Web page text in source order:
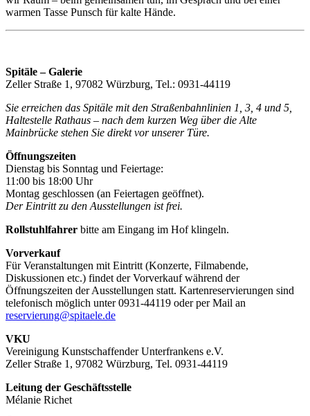
warmen Tasse Punsch für kalte Hände.
Spitäle – Galerie
Zeller Straße 1, 97082 Würzburg, Tel.: 0931-44119
Sie erreichen das Spitäle mit den Straßenbahnlinien 1, 3, 4 und 5,
Haltestelle Rathaus – nach dem kurzen Weg über die Alte
Mainbrücke stehen Sie direkt vor unserer Türe.
Öffnungszeiten
Dienstag bis Sonntag und Feiertage:
11:00 bis 18:00 Uhr
Montag geschlossen (an Feiertagen geöffnet).
Der Eintritt zu den Ausstellungen ist frei.
Rollstuhlfahrer bitte am Eingang im Hof klingeln.
Vorverkauf
Für Veranstaltungen mit Eintritt (Konzerte, Filmabende,
Diskussionen etc.) findet der Vorverkauf während der
Öffnungszeiten der Ausstellungen statt. Kartenreservierungen sind
telefonisch möglich unter 0931-44119 oder per Mail an
reservierung@spitaele.de
VKU
Vereinigung Kunstschaffender Unterfrankens e.V.
Zeller Straße 1, 97082 Würzburg, Tel. 0931-44119
Leitung der Geschäftsstelle
Mélanie Richet